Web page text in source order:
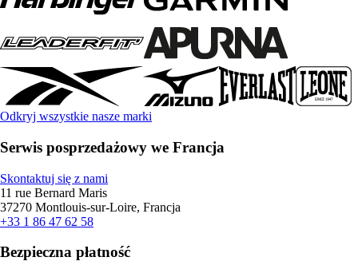
Odkryj wszystkie nasze marki
Serwis posprzedażowy we Francja
Skontaktuj się z nami
11 rue Bernard Maris
37270 Montlouis-sur-Loire, Francja
+33 1 86 47 62 58
Bezpieczna płatność